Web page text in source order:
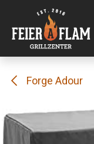
Se rendre au contenu
Forge Adour